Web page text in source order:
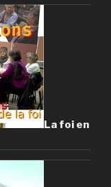
La foi en